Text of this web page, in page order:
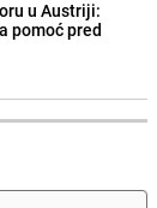
u Austriji:
pomoć pred